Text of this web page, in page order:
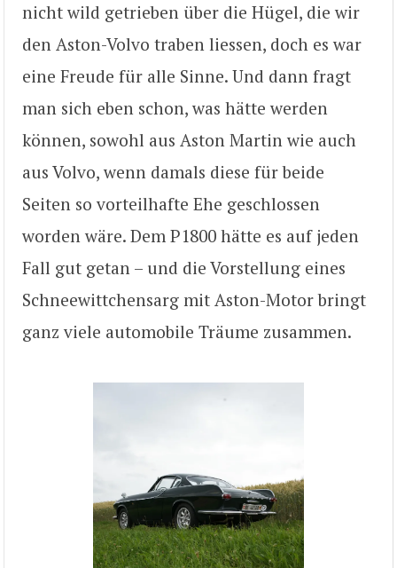
nicht wild getrieben über die Hügel, die wir
den Aston-Volvo traben liessen, doch es war
eine Freude für alle Sinne. Und dann fragt
man sich eben schon, was hätte werden
können, sowohl aus Aston Martin wie auch
aus Volvo, wenn damals diese für beide
Seiten so vorteilhafte Ehe geschlossen
worden wäre. Dem P1800 hätte es auf jeden
Fall gut getan – und die Vorstellung eines
Schneewittchensarg mit Aston-Motor bringt
ganz viele automobile Träume zusammen.